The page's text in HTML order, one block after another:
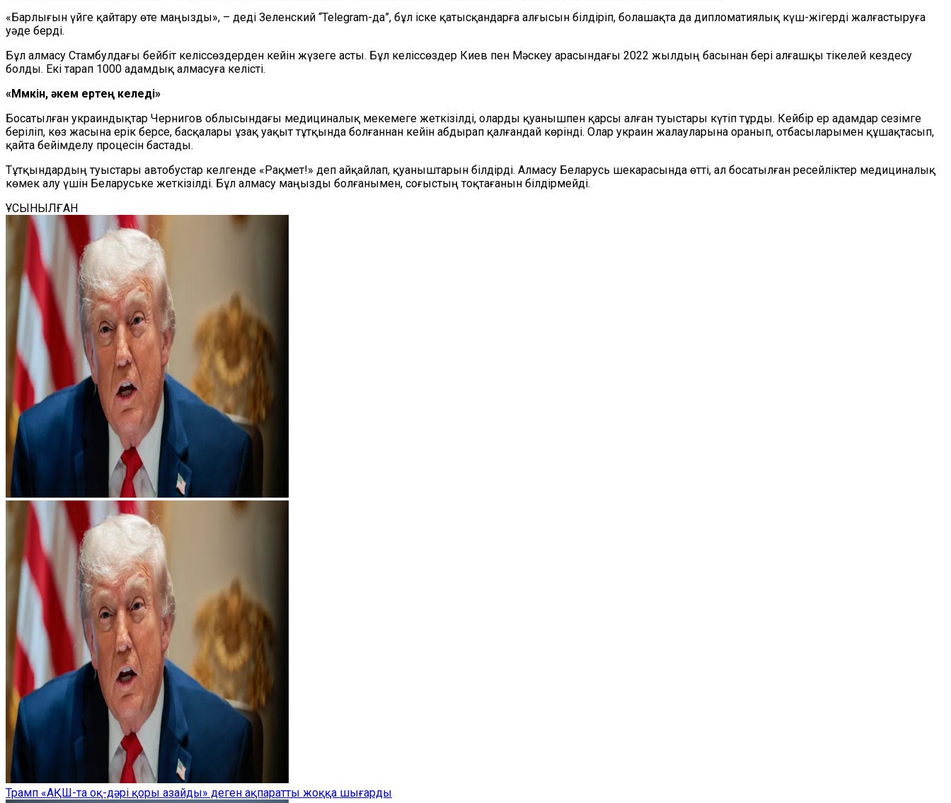
«Барлығын үйге қайтару өте маңызды», – деді Зеленский “Telegram-да”, бұл іске қатысқандарға алғысын білдіріп, болашақта да дипломатиялық күш-жігерді жалғастыруға
уәде берді.
Бұл алмасу Стамбулдағы бейбіт келіссөздерден кейін жүзеге асты. Бұл келіссөздер Киев пен Мәскеу арасындағы 2022 жылдың басынан бері алғашқы тікелей кездесу
болды. Екі тарап 1000 адамдық алмасуға келісті.
«Мүмкін, әкем ертең келеді»
Босатылған украиндықтар Чернигов облысындағы медициналық мекемеге жеткізілді, оларды қуанышпен қарсы алған туыстары күтіп тұрды. Кейбір ер адамдар сезімге
беріліп, көз жасына ерік берсе, басқалары ұзақ уақыт тұтқында болғаннан кейін абдырап қалғандай көрінді. Олар украин жалауларына оранып, отбасыларымен құшақтасып,
қайта бейімделу процесін бастады.
Тұтқындардың туыстары автобустар келгенде «Рақмет!» деп айқайлап, қуаныштарын білдірді. Алмасу Беларусь шекарасында өтті, ал босатылған ресейліктер медициналық
көмек алу үшін Беларуське жеткізілді. Бұл алмасу маңызды болғанымен, соғыстың тоқтағанын білдірмейді.
ҰСЫНЫЛҒАН
Трамп «АҚШ-та оқ-дәрі қоры азайды» деген ақпаратты жоққа шығарды